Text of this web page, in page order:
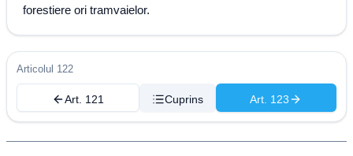
forestiere ori tramvaielor.
Articolul 122
Art. 121 Cuprins Art. 123